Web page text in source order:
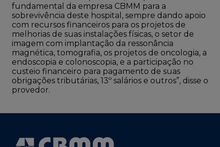
fundamental da empresa CBMM para a
sobrevivência deste hospital, sempre dando apoio
com recursos financeiros para os projetos de
melhorias de suas instalações físicas, o setor de
imagem com implantação da ressonância
magnética, tomografia, os projetos de oncologia, a
endoscopia e colonoscopia, e a participação no
custeio financeiro para pagamento de suas
obrigações tributárias, 13º salários e outros”, disse o
provedor.